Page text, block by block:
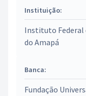
Instituição:
Instituto Federal
do Amapá
Banca:
Fundação